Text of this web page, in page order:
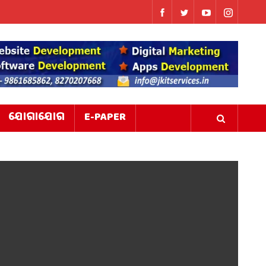
ଯୋଗାଯୋଗ E-PAPER